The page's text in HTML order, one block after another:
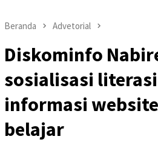
Beranda Advetorial
Diskominfo
sosialisasi
informasi
belajar